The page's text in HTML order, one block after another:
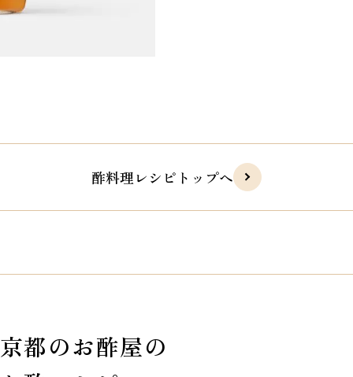
酢料理レシピトップへ
京都のお酢屋の